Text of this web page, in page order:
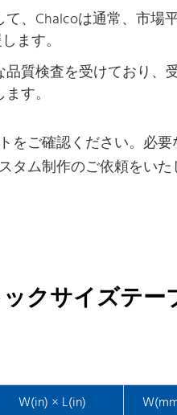
、Chalcoは通常、市場
ます。
質検査を受けており、
す。
をご確認ください。必
ム制作のご依頼をいた
クサイズテー
W(in) × L(in)